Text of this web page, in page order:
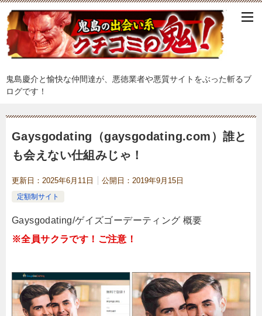
鬼島慶介と愉快な仲間達が、悪徳業者や悪質サイトをぶった斬るブ
ログです！
Gaysgodating（gaysgodating.com）誰と
も会えない仕組みじゃ！
更新日： 2025年6月11日 公開日： 2019年9月15日
定額制サイト
Gaysgodating/ゲイズゴーデーティング 概要
※全員サクラです！ご注意！